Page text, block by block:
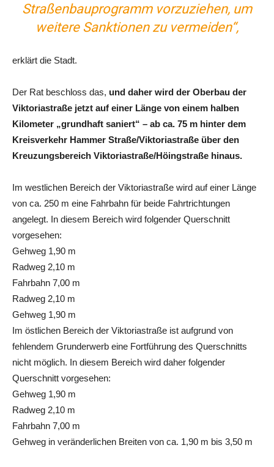
Straßenbauprogramm vorzuziehen, um
weitere Sanktionen zu vermeiden“,
erklärt die Stadt.
Der Rat beschloss das, und daher wird der Oberbau der
Viktoriastraße jetzt auf einer Länge von einem halben
Kilometer „grundhaft saniert“ – ab ca. 75 m hinter dem
Kreisverkehr Hammer Straße/Viktoriastraße über den
Kreuzungsbereich Viktoriastraße/Höingstraße hinaus.
Im westlichen Bereich der Viktoriastraße wird auf einer Länge
von ca. 250 m eine Fahrbahn für beide Fahrtrichtungen
angelegt. In diesem Bereich wird folgender Querschnitt
vorgesehen:
Gehweg 1,90 m
Radweg 2,10 m
Fahrbahn 7,00 m
Radweg 2,10 m
Gehweg 1,90 m
Im östlichen Bereich der Viktoriastraße ist aufgrund von
fehlendem Grunderwerb eine Fortführung des Querschnitts
nicht möglich. In diesem Bereich wird daher folgender
Querschnitt vorgesehen:
Gehweg 1,90 m
Radweg 2,10 m
Fahrbahn 7,00 m
Gehweg in veränderlichen Breiten von ca. 1,90 m bis 3,50 m